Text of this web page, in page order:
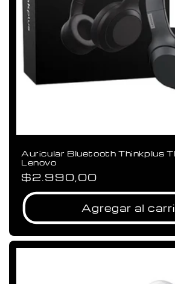
Auricular Bluetooth Thinkplus
Lenovo
Precio
habitual
$2.990,00
Agregar al